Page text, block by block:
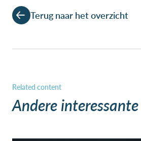
Terug naar het overzicht
Andere